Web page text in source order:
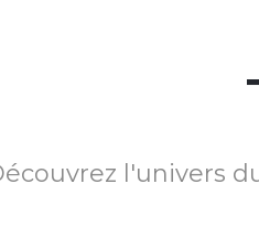
l'univers